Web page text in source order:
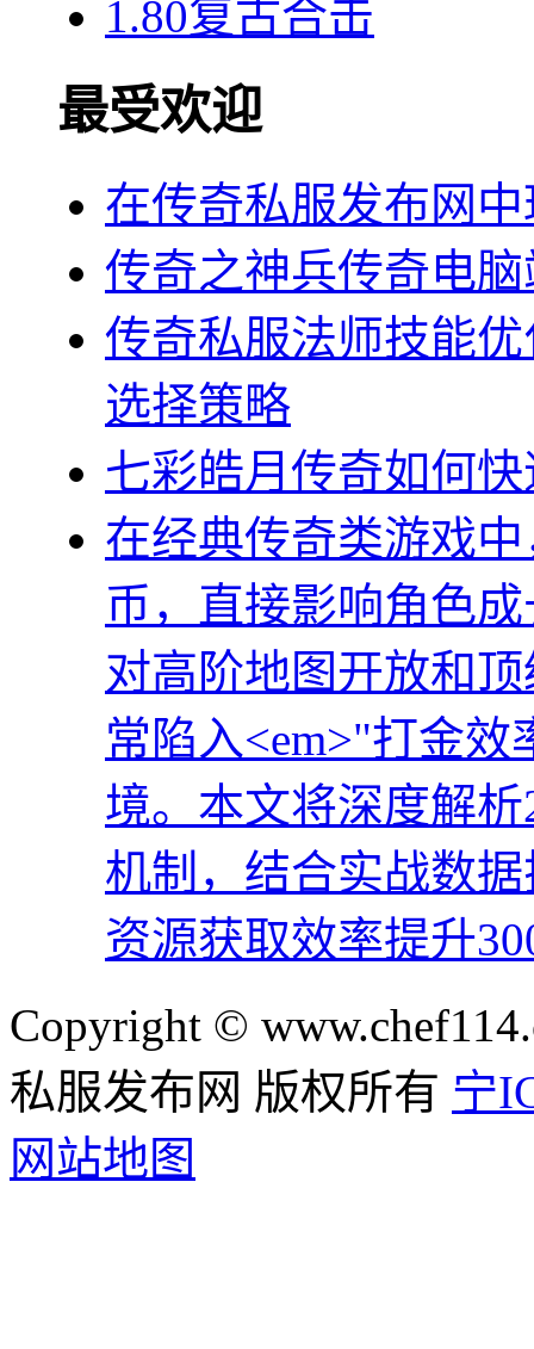
1.80复古合击
最受欢迎
在传奇私服发布网
传奇之神兵传奇电
传奇私服法师技能
选择策略
七彩皓月传奇如何
在经典传奇类游戏
币，直接影响角色
对高阶地图开放和
常陷入<em>"打金
境。本文将深度解
机制，结合实战数
资源获取效率提升
Copyright ©
私服发布网 版权所有 宁
网站地图